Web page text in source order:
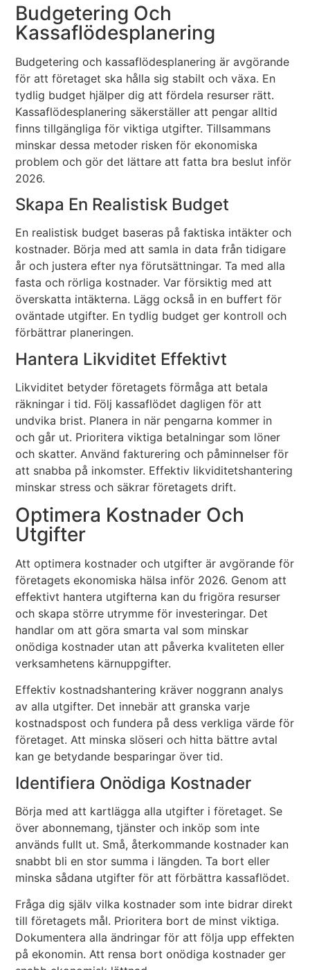
Budgetering Och
Kassaflödesplanering
Budgetering och kassaflödesplanering är avgörande
för att företaget ska hålla sig stabilt och växa. En
tydlig budget hjälper dig att fördela resurser rätt.
Kassaflödesplanering säkerställer att pengar alltid
finns tillgängliga för viktiga utgifter. Tillsammans
minskar dessa metoder risken för ekonomiska
problem och gör det lättare att fatta bra beslut inför
2026.
Skapa En Realistisk Budget
En realistisk budget baseras på faktiska intäkter och
kostnader. Börja med att samla in data från tidigare
år och justera efter nya förutsättningar. Ta med alla
fasta och rörliga kostnader. Var försiktig med att
överskatta intäkterna. Lägg också in en buffert för
oväntade utgifter. En tydlig budget ger kontroll och
förbättrar planeringen.
Hantera Likviditet Effektivt
Likviditet betyder företagets förmåga att betala
räkningar i tid. Följ kassaflödet dagligen för att
undvika brist. Planera in när pengarna kommer in
och går ut. Prioritera viktiga betalningar som löner
och skatter. Använd fakturering och påminnelser för
att snabba på inkomster. Effektiv likviditetshantering
minskar stress och säkrar företagets drift.
Optimera Kostnader Och
Utgifter
Att optimera kostnader och utgifter är avgörande för
företagets ekonomiska hälsa inför 2026. Genom att
effektivt hantera utgifterna kan du frigöra resurser
och skapa större utrymme för investeringar. Det
handlar om att göra smarta val som minskar
onödiga kostnader utan att påverka kvaliteten eller
verksamhetens kärnuppgifter.
Effektiv kostnadshantering kräver noggrann analys
av alla utgifter. Det innebär att granska varje
kostnadspost och fundera på dess verkliga värde för
företaget. Att minska slöseri och hitta bättre avtal
kan ge betydande besparingar över tid.
Identifiera Onödiga Kostnader
Börja med att kartlägga alla utgifter i företaget. Se
över abonnemang, tjänster och inköp som inte
används fullt ut. Små, återkommande kostnader kan
snabbt bli en stor summa i längden. Ta bort eller
minska sådana utgifter för att förbättra kassaflödet.
Fråga dig själv vilka kostnader som inte bidrar direkt
till företagets mål. Prioritera bort de minst viktiga.
Dokumentera alla ändringar för att följa upp effekten
på ekonomin. Att rensa bort onödiga kostnader ger